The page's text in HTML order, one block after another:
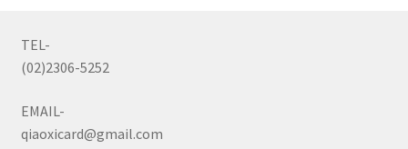
TEL-
(02)2306-5252
EMAIL-
qiaoxicard@gmail.com